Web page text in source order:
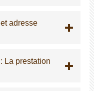
adresse
La prestation